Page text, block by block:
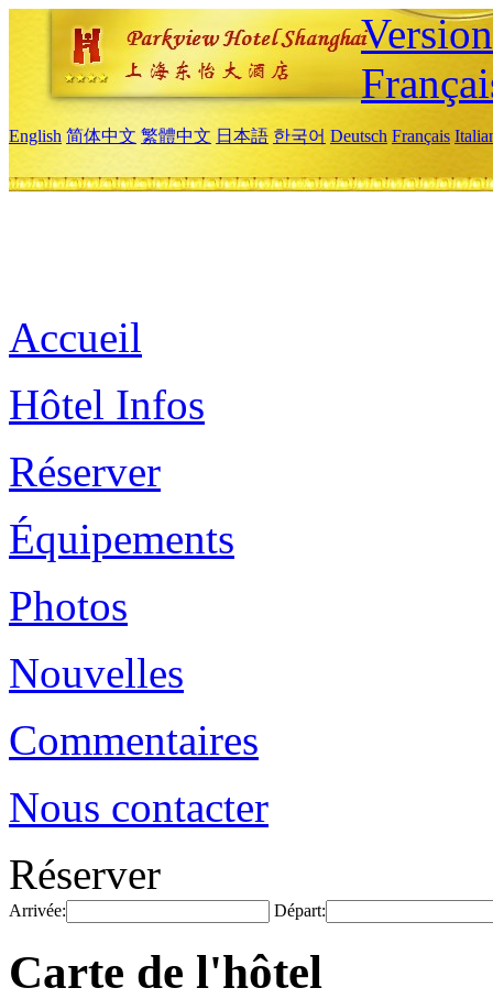
English 简体中文 繁體中文 日本語 한국어 Deutsch Français
Accueil
Hôtel Infos
Réserver
Équipements
Photos
Nouvelles
Commentaires
Nous contacter
Réserver
Arrivée: Départ:
Carte de l'hôtel